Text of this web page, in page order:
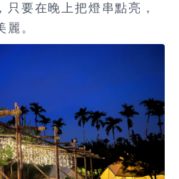
要在晚上把燈串點亮，
。